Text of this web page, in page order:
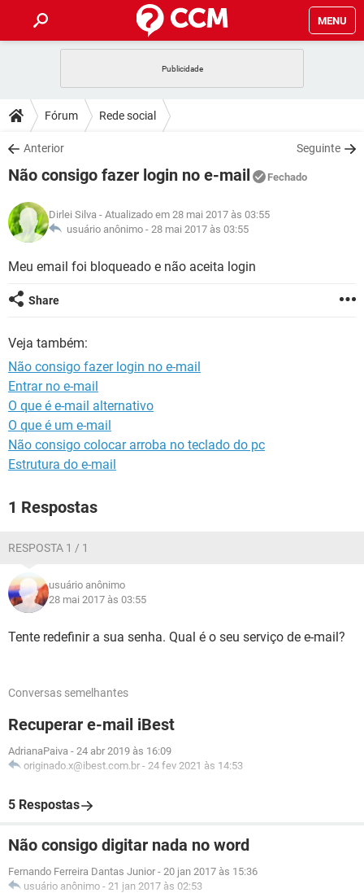
MENU
CELULAR
OUTLOOK
INSTAGRAM GMAIL
GUIA DE COMPRAS
DICAS
JOGOS
INSTAGRAM GMAIL
GUIA DE COMPRAS
DOWNLOADS
JOGOS WHATSAPP
CELULAR
OUTLOOK EXCEL
INSTAGRAM GMAIL
JOGOS WHATSAPP
CELULAR
OUTLOOK EXCEL
INSTAGRAM
GLOSSÁRIO
JOGOS WHATSAPP
INSTAGRAM
GUIA DE COMPRAS
Fórum Rede social
Anterior Seguinte
Não consigo fazer login no e-mail Fechado
Dirlei Silva - Atualizado em 28 mai 2017 às 03:55
usuário anônimo - 28 mai 2017 às 03:55
Meu email foi bloqueado e não aceita login
Share
Veja também:
Não consigo fazer login no e-mail
Entrar no e-mail
O que é e-mail alternativo
O que é um e-mail
Não consigo colocar arroba no teclado do pc
Estrutura do e-mail
1 Respostas
RESPOSTA 1 / 1
usuário anônimo
28 mai 2017 às 03:55
Tente redefinir a sua senha. Qual é o seu serviço de e-mail?
Conversas semelhantes
Recuperar e-mail iBest
AdrianaPaiva - 24 abr 2019 às 16:09
originado.x@ibest.com.br - 24 fev 2021 às 14:53
5 Respostas
Não consigo digitar nada no word
Fernando Ferreira Dantas Junior - 20 jan 2017 às 15:36
usuário anônimo - 21 jan 2017 às 02:53